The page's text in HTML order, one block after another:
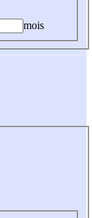
mois